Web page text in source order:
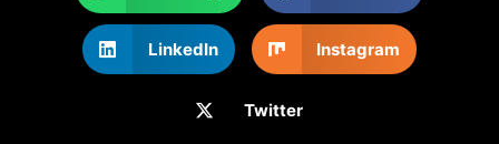
LinkedIn Instagram
Twitter